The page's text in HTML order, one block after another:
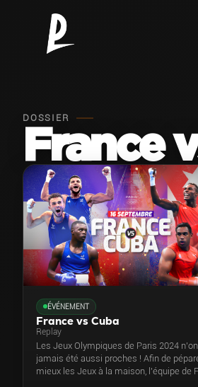
DOSSIER
France
ÉVÉNEMENT
France vs Cuba
Replay
Les Jeux Olympiques de Paris 2024
jamais été aussi proches ! Afin de
mieux les Jeux à la maison, l'équipe de